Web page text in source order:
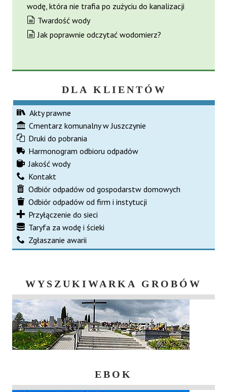
wodę, która nie trafia po zużyciu do kanalizacji
Twardość wody
Jak poprawnie odczytać wodomierz?
DLA KLIENTÓW
Akty prawne
Cmentarz komunalny w Juszczynie
Druki do pobrania
Harmonogram odbioru odpadów
Jakość wody
Kontakt
Odbiór odpadów od gospodarstw domowych
Odbiór odpadów od firm i instytucji
Przyłączenie do sieci
Taryfa za wodę i ścieki
Zgłaszanie awarii
WYSZUKIWARKA GROBÓW
EBOK